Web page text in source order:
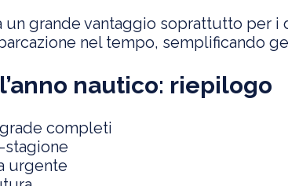
grande vantaggio soprattutto per
nel tempo, semplificando
nautico: riepilogo
completi
stagione
urgente